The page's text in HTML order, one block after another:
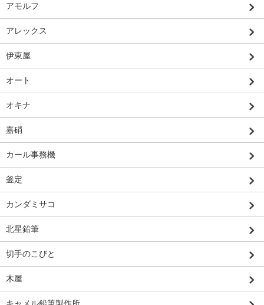
アモルフ
アレックス
伊東屋
オート
オキナ
嘉硝
カール事務機
釜定
カンダミサコ
北星鉛筆
切手のこびと
木屋
キャメル鉛筆製作所